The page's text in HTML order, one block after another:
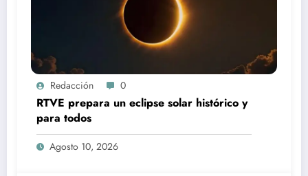
Redacción 0
RTVE prepara un eclipse solar histórico y
para todos
Agosto 10, 2026